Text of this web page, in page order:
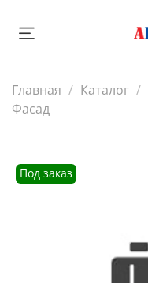
Главная Каталог
Фасад
Под заказ